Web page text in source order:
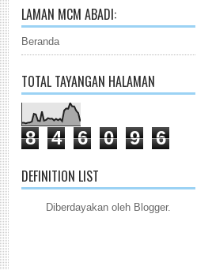
LAMAN MCM ABADI:
Beranda
TOTAL TAYANGAN HALAMAN
8 4 6 0 9 6
DEFINITION LIST
Diberdayakan oleh Blogger.